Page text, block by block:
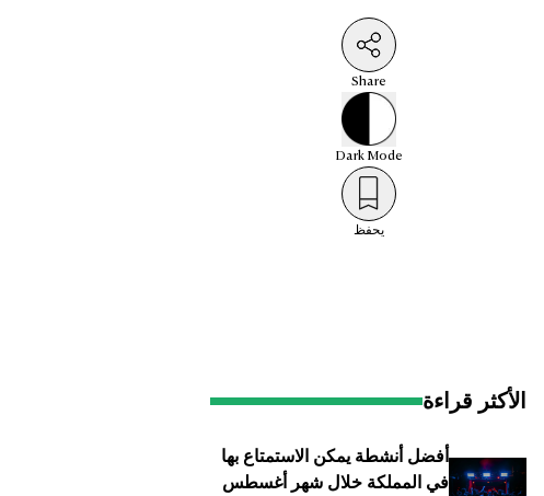
Share
DarkMode
يحفظ
الأكثر قراءة
أفضل أنشطة يمكن الاستمتاع بها
في المملكة خلال شهر أغسطس